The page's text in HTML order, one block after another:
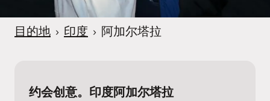
目的地 › 印度 › 阿加尔塔拉
约会创意。印度阿加尔塔拉